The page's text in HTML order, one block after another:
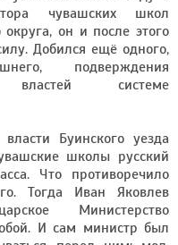
чувашских школ
округа, он и после этого
Добился ещё одного,
подверждения
властей системе
Буинского уезда
школы русский
Что противоречило
Тогда Иван Яковлев
Министерство
И сам министр был